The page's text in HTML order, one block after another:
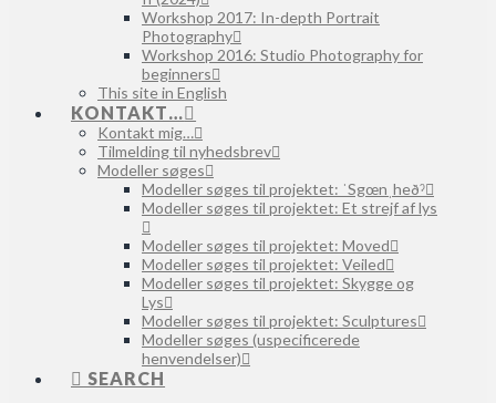
Workshop 2017: In-depth Portrait
Photography
Workshop 2016: Studio Photography for
beginners
This site in English
KONTAKT…
Kontakt mig…
Tilmelding til nyhedsbrev
Modeller søges
Modeller søges til projektet: ˈSgœnˌheðˀ
Modeller søges til projektet: Et strejf af lys
Modeller søges til projektet: Moved
Modeller søges til projektet: Veiled
Modeller søges til projektet: Skygge og
Lys
Modeller søges til projektet: Sculptures
Modeller søges (uspecificerede
henvendelser)
SEARCH